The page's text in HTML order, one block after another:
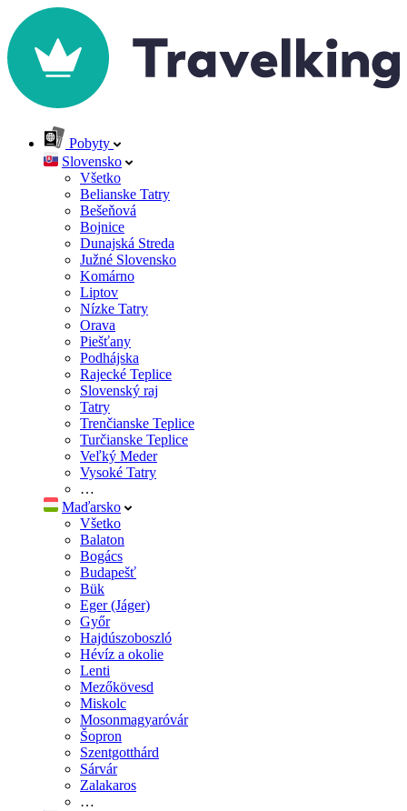
Pobyty
Slovensko
Všetko
Belianske Tatry
Bešeňová
Bojnice
Dunajská Streda
Južné Slovensko
Komárno
Liptov
Nízke Tatry
Orava
Piešťany
Podhájska
Rajecké Teplice
Slovenský raj
Tatry
Trenčianske Teplice
Turčianske Teplice
Veľký Meder
Vysoké Tatry
…
Maďarsko
Všetko
Balaton
Bogács
Budapešť
Bük
Eger (Jáger)
Győr
Hajdúszoboszló
Hévíz a okolie
Lenti
Mezőkövesd
Miskolc
Mosonmagyaróvár
Šopron
Szentgotthárd
Sárvár
Zalakaros
…